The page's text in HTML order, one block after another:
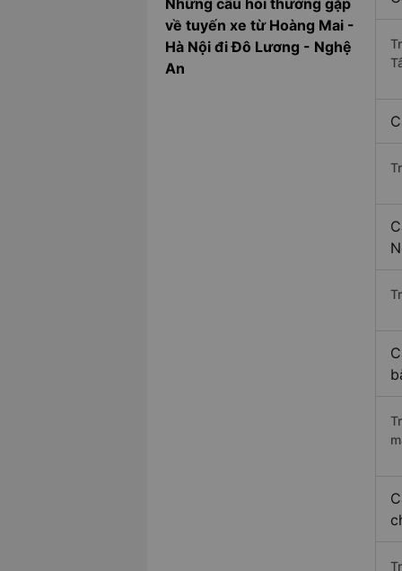
Những câu hỏi thường gặp
về tuyến xe từ Hoàng Mai -
Hà Nội đi Đô Lương - Nghệ
An